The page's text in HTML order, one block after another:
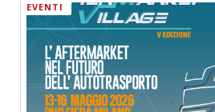
EVENTI